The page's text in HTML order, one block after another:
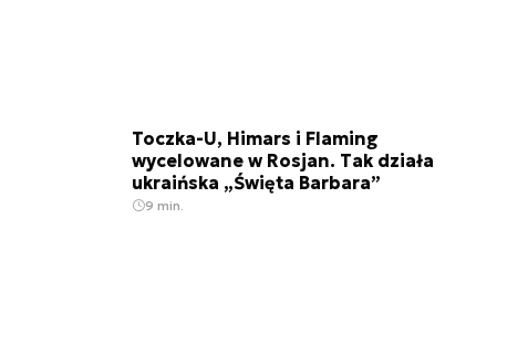
Toczka-U, Himars i Flaming
wycelowane w Rosjan. Tak działa
ukraińska „Święta Barbara”
9 min.